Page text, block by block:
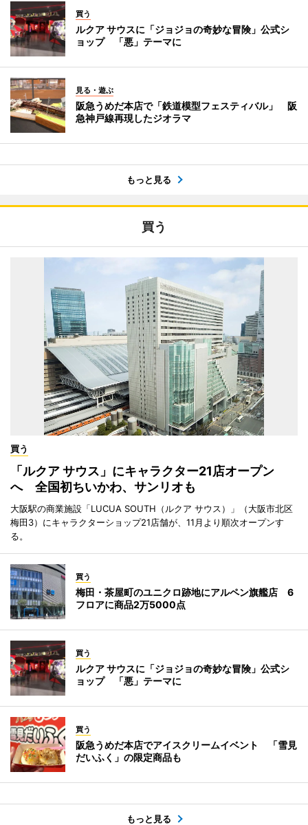
買う
ルクア サウスに「ジョジョの奇妙な冒険」公式シ
ョップ 「悪」テーマに
見る・遊ぶ
阪急うめだ本店で「鉄道模型フェスティバル」 阪
急神戸線再現したジオラマ
もっと見る
買う
買う
「ルクア サウス」にキャラクター21店オープン
へ 全国初ちいかわ、サンリオも
大阪駅の商業施設「LUCUA SOUTH（ルクア サウス）」（大阪市北区
梅田3）にキャラクターショップ21店舗が、11月より順次オープンす
る。
買う
梅田・茶屋町のユニクロ跡地にアルペン旗艦店 6
フロアに商品2万5000点
買う
ルクア サウスに「ジョジョの奇妙な冒険」公式シ
ョップ 「悪」テーマに
買う
阪急うめだ本店でアイスクリームイベント 「雪見
だいふく」の限定商品も
もっと見る